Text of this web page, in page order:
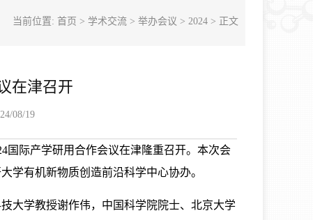
当前位置: 首页 > 学术交流 > 举办会议 > 2024 > 正文
在津召开
08/19
国际产学研用合作会议在津隆重召开。本次会
学有机新物质创造前沿科学中心协办。
学教授谢作伟，中国科学院院士、北京大学